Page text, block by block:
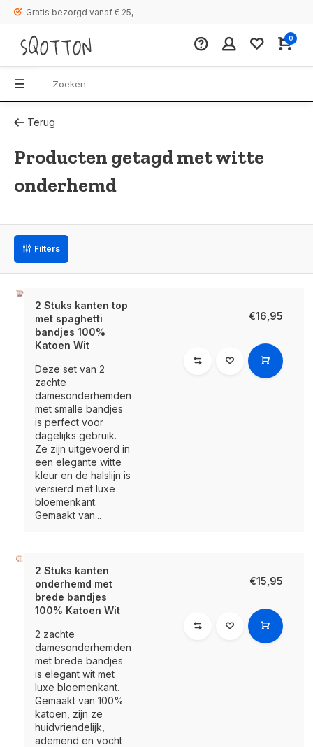
Gratis bezorgd vanaf € 25,-
0
Terug
Producten getagd met witte
onderhemd
Filters
2 Stuks kanten top
met spaghetti
bandjes 100%
Katoen Wit
Deze set van 2
zachte
damesonderhemden
met smalle bandjes
is perfect voor
dagelijks gebruik.
Ze zijn uitgevoerd in
een elegante witte
kleur en de halslijn is
versierd met luxe
bloemenkant.
Gemaakt van...
€16,95
2 Stuks kanten
onderhemd met
brede bandjes
100% Katoen Wit
2 zachte
damesonderhemden
met brede bandjes
is elegant wit met
luxe bloemenkant.
Gemaakt van 100%
katoen, zijn ze
huidvriendelijk,
ademend en vocht
€15,95